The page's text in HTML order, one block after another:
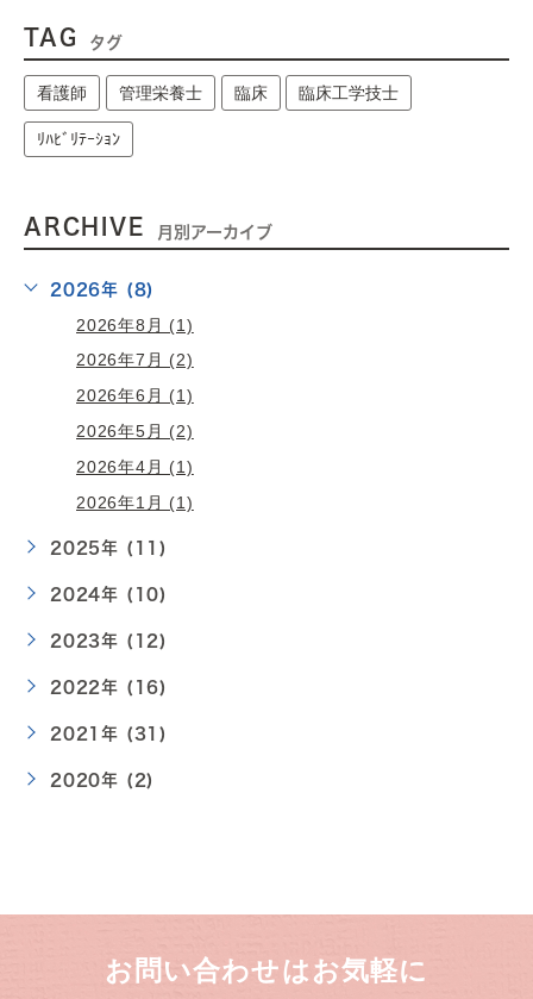
TAG タグ
看護師 管理栄養士 臨床 臨床工学技士
ﾘﾊﾋﾞﾘﾃｰｼｮﾝ
ARCHIVE 月別アーカイブ
2026年 (8)
2026年8月 (1)
2026年7月 (2)
2026年6月 (1)
2026年5月 (2)
2026年4月 (1)
2026年1月 (1)
2025年 (11)
2024年 (10)
2023年 (12)
2022年 (16)
2021年 (31)
2020年 (2)
お問い合わせはお気軽に